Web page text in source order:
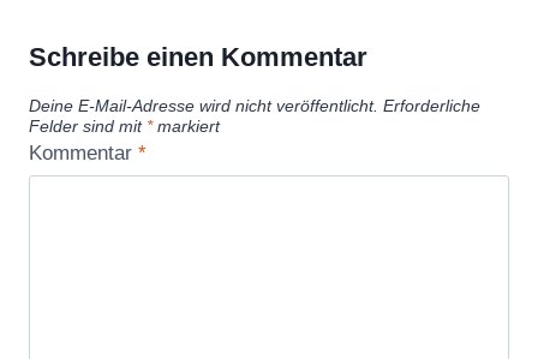
Schreibe einen Kommentar
Deine E-Mail-Adresse wird nicht veröffentlicht. Erforderliche
Felder sind mit *markiert
Kommentar *